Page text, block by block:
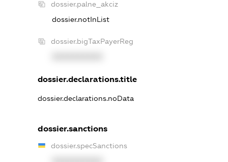
dossier.palne_akciz
dossier.notInList
dossier.bigTaxPayerReg
dossier.declarations.title
dossier.declarations.noData
dossier.sanctions
dossier.specSanctions